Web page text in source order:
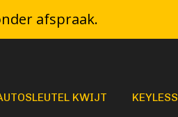
afspraak.
KWIJT KEYLESS